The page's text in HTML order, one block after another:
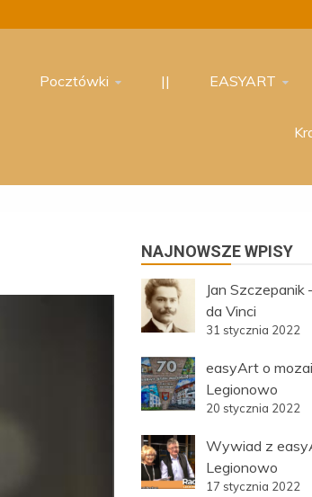
Pocztówki || EASYART
NAJNOWSZE WPISY
Jan Szczepanik
da Vinci
31 stycznia 2022
easyArt o
Legionowo
20 stycznia 2022
Wywiad z
Legionowo
17 stycznia 2022